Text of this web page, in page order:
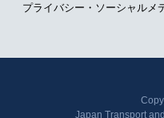
プライバシー・ソーシャルメ
Japan Transport